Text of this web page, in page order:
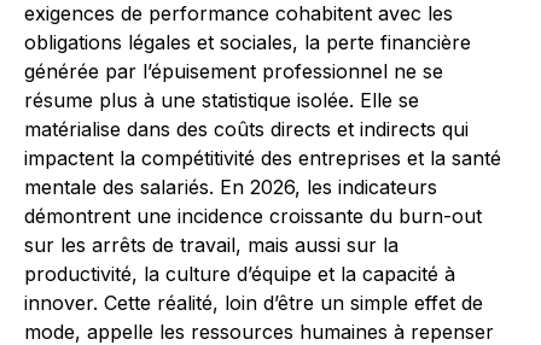
exigences de performance cohabitent avec les
obligations légales et sociales, la perte financière
générée par l’épuisement professionnel ne se
résume plus à une statistique isolée. Elle se
matérialise dans des coûts directs et indirects qui
impactent la compétitivité des entreprises et la santé
mentale des salariés. En 2026, les indicateurs
démontrent une incidence croissante du burn-out
sur les arrêts de travail, mais aussi sur la
productivité, la culture d’équipe et la capacité à
innover. Cette réalité, loin d’être un simple effet de
mode, appelle les ressources humaines à repenser